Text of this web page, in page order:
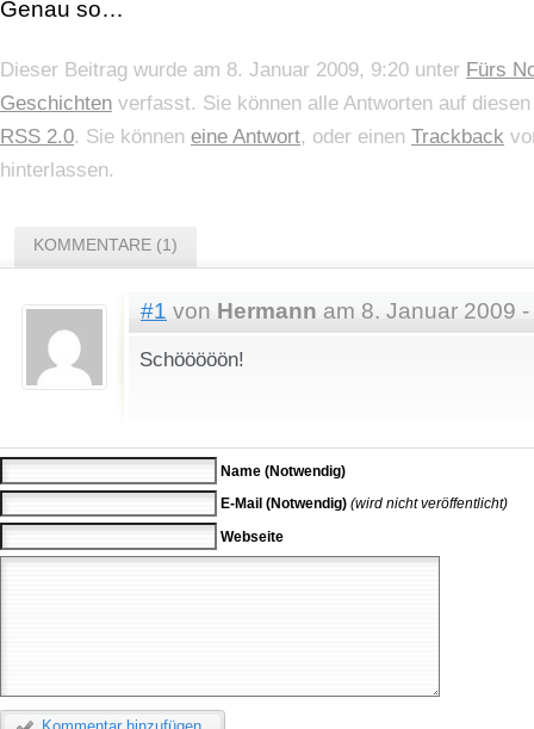
Genau so…
Dieser Beitrag wurde am 8. Januar 2009, 9:20 unter Fürs
Geschichten verfasst. Sie können alle Antworten auf
RSS 2.0. Sie können eine Antwort, oder einen Trackback
hinterlassen.
KOMMENTARE (1)
#1 von Hermann am 8. Januar 2009
Schööööön!
Name (Notwendig)
E-Mail (Notwendig) (wird nicht veröffentlicht)
Webseite